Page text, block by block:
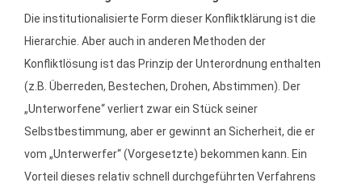
Die institutionalisierte Form dieser Konfliktklärung ist die
Hierarchie. Aber auch in anderen Methoden der
Konfliktlösung ist das Prinzip der Unterordnung enthalten
(z.B. Überreden, Bestechen, Drohen, Abstimmen). Der
„Unterworfene“ verliert zwar ein Stück seiner
Selbstbestimmung, aber er gewinnt an Sicherheit, die er
vom „Unterwerfer“ (Vorgesetzte) bekommen kann. Ein
Vorteil dieses relativ schnell durchgeführten Verfahrens